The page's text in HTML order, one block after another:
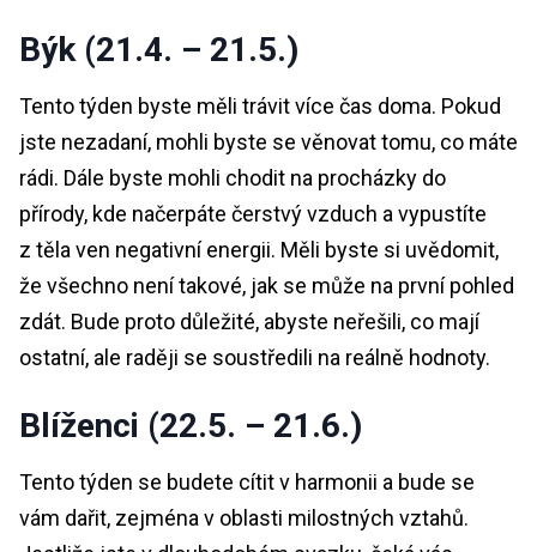
Býk (21.4. – 21.5.)
Tento týden byste měli trávit více čas doma. Pokud
jste nezadaní, mohli byste se věnovat tomu, co máte
rádi. Dále byste mohli chodit na procházky do
přírody, kde načerpáte čerstvý vzduch a vypustíte
z těla ven negativní energii. Měli byste si uvědomit,
že všechno není takové, jak se může na první pohled
zdát. Bude proto důležité, abyste neřešili, co mají
ostatní, ale raději se soustředili na reálně hodnoty.
Blíženci (22.5. – 21.6.)
Tento týden se budete cítit v harmonii a bude se
vám dařit, zejména v oblasti milostných vztahů.